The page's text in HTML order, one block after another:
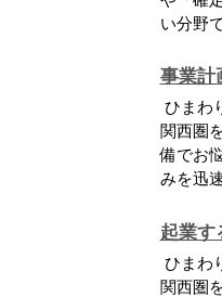
い分野
事業計
ひまわ
関西圏
備でお
みを迅
起業す
ひまわ
関西圏